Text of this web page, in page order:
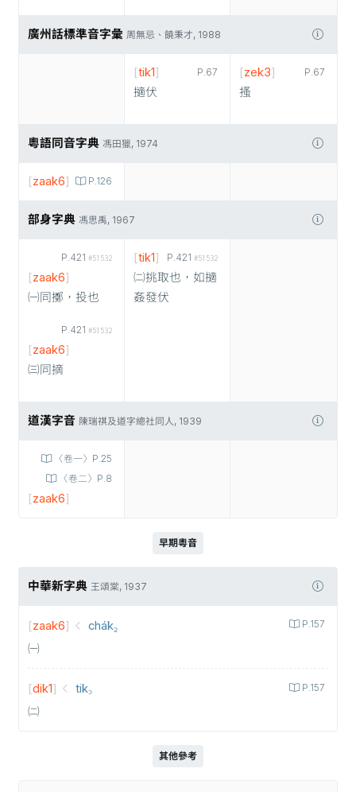
廣州話標準音字彙 周無忌、饒秉才, 1988
P.67
[tik1]
擿伏
P.67
[zek3]
搔
粵語同音字典 馮田獵, 1974
P.126
[zaak6]
部身字典 馮思禹, 1967
P.421 #51532
[zaak6]
㈠同擲，投也
P.421 #51532
[zaak6]
㈢同摘
P.421 #51532
[tik1]
㈡挑取也，如擿
姦發伏
道漢字音 陳瑞祺及道字總社同人, 1939
〈卷一〉P.25
〈卷二〉P.8
[zaak6]
早期粵音
中華新字典 王頌棠, 1937
P.157
[zaak6] chák꜇
㈠
P.157
[dik1] tik꜆
㈡
其他參考